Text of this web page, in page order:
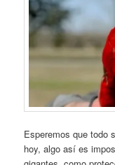
Esperemos que todo
hoy, algo así es